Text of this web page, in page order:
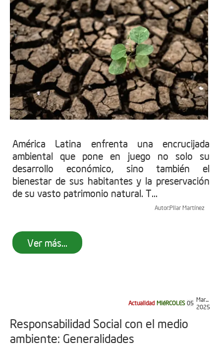
América Latina enfrenta una encrucijada
ambiental que pone en juego no solo su
desarrollo económico, sino también el
bienestar de sus habitantes y la preservación
de su vasto patrimonio natural. T...
Autor:Pilar Martínez
Ver más...
Actualidad MIéRCOLES 05 Mar...
2025
Responsabilidad Social con el medio
ambiente: Generalidades